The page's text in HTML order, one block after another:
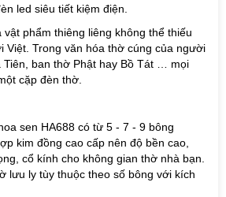
led siêu tiết kiệm điện.
phẩm thiêng liêng không thể thiếu
Việt. Trong văn hóa thờ cúng của người
Tiên, ban thờ Phật hay Bồ Tát … mọi
cặp đèn thờ.
sen HA688 có từ 5 - 7 - 9 bông
kim đồng cao cấp nên độ bền cao,
cổ kính cho không gian thờ nhà bạn.
lưu ly tùy thuộc theo số bông với kích